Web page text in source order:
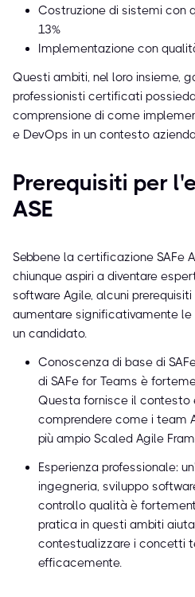
Costruzione di sistemi con
13%
Implementazione con
Questi ambiti, nel loro insieme,
professionisti certificati
comprensione di come
e DevOps in un contesto
Prerequisiti per
ASE
Sebbene la certificazione SAFe
chiunque aspiri a diventare
software Agile, alcuni
aumentare significativamente
un candidato.
Conoscenza di base di
di SAFe for Teams è
Questa fornisce il contesto
comprendere come i team
più ampio Scaled Agile
Esperienza professionale:
ingegneria, sviluppo
controllo qualità è
pratica in questi ambiti
contestualizzare i concetti
efficacemente.